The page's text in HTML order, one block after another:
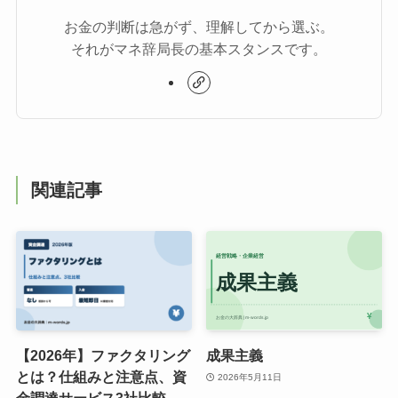
お金の判断は急がず、理解してから選ぶ。
それがマネ辞局長の基本スタンスです。
関連記事
【2026年】ファクタリング
とは？仕組みと注意点、資
成果主義
2026年5月11日